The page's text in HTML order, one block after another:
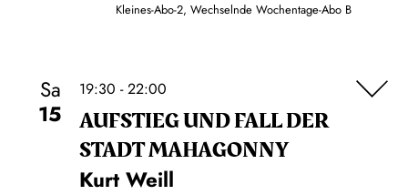
Kleines-Abo-2, Wechselnde Wochentage-Abo B
Sa
15
19:30 - 22:00
AUFSTIEG UND FALL DER
STADT MAHAGONNY
Kurt Weill